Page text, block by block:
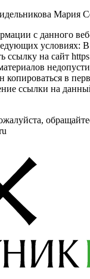
Мария
с данного
условиях: В
ссылку на сайт
копироваться в
ссылки на